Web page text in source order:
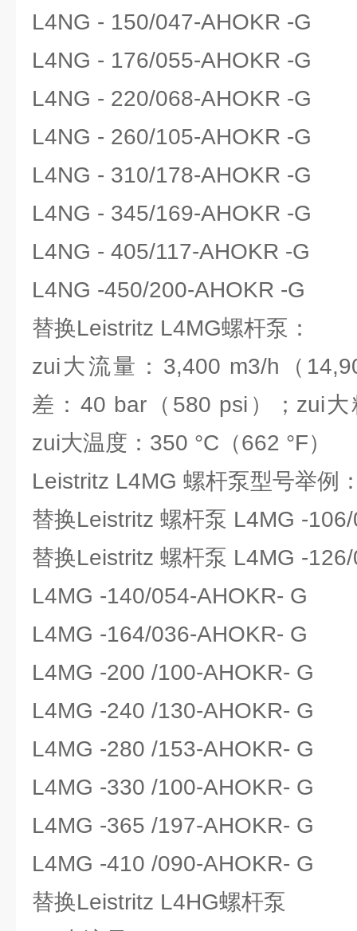
L4NG - 150/047-AHOKR -G
L4NG - 176/055-AHOKR -G
L4NG - 220/068-AHOKR -G
L4NG - 260/105-AHOKR -G
L4NG - 310/178-AHOKR -G
L4NG - 345/169-AHOKR -G
L4NG - 405/117-AHOKR -G
L4NG -450/200-AHOKR -G
替换Leistritz L4MG螺杆泵：
zui大流量：3,400 m3/h（
差：40 bar（580 psi）；zui
zui大温度：350 °C（662 °F）
Leistritz L4MG 螺杆泵型号举例
替换Leistritz 螺杆泵 L4MG -
替换Leistritz 螺杆泵 L4MG -
L4MG -140/054-AHOKR- G
L4MG -164/036-AHOKR- G
L4MG -200 /100-AHOKR- G
L4MG -240 /130-AHOKR- G
L4MG -280 /153-AHOKR- G
L4MG -330 /100-AHOKR- G
L4MG -365 /197-AHOKR- G
L4MG -410 /090-AHOKR- G
替换Leistritz L4HG螺杆泵